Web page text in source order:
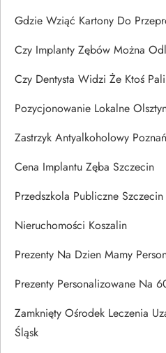
Gdzie Wziąć Kartony Do
Czy Implanty Zębów Można
Czy Dentysta Widzi Że Ktoś
Pozycjonowanie Lokalne
Zastrzyk Antyalkoholowy Poznań
Cena Implantu Zęba Szczecin
Przedszkola Publiczne Szczecin
Nieruchomości Koszalin
Prezenty Na Dzien Mamy
Prezenty Personalizowane Na
Zamknięty Ośrodek Leczenia
Śląsk